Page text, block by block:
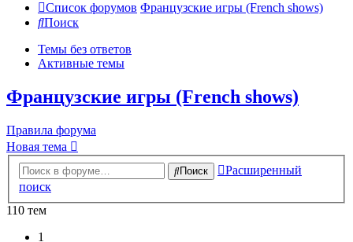
Список форумов Французские игры (French shows)
Поиск
Темы без ответов
Активные темы
Французские игры (French shows)
Правила форума
Новая тема
Поиск
Расширенный
поиск
110 тем
1